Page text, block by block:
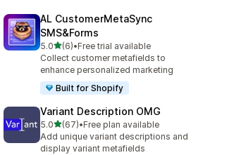
AL CustomerMetaSync
SMS&Forms
5.0별 5개 중
(6)
총 리뷰 6개
•Free trial available
Collect customer metafields to
enhance personalized marketing
Built for Shopify
Variant Description OMG
5.0별 5개 중
(67)
총 리뷰 67개
•Free plan available
Add unique variant descriptions and
display variant metafields